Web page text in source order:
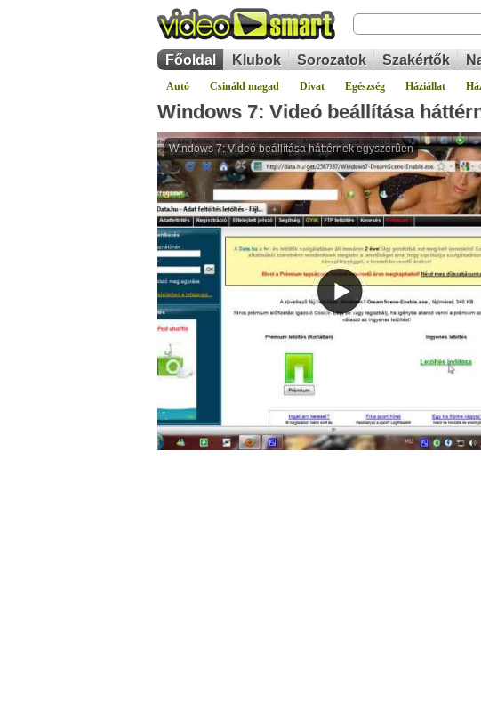
Főoldal Klubok Sorozatok Szakértők
Autó Csináld magad Divat Egészség Háziállat
Windows 7: Videó beállítása